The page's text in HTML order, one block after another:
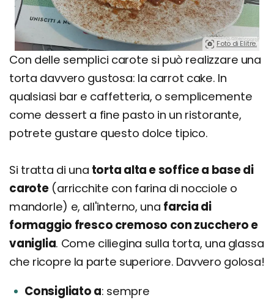
Foto di Elitre.
Con delle semplici carote si può realizzare una
torta davvero gustosa: la carrot cake. In
qualsiasi bar e caffetteria, o semplicemente
come dessert a fine pasto in un ristorante,
potrete gustare questo dolce tipico.
Si tratta di una torta alta e soffice a base di
carote(arricchite con farina di nocciole o
mandorle) e, all'interno, una farcia di
formaggio fresco cremoso con zucchero e
vaniglia. Come ciliegina sulla torta, una glassa
che ricopre la parte superiore. Davvero golosa!
Consigliato a sempre